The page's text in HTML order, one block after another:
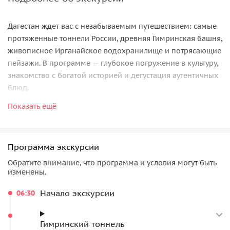
Дагестан ждет вас с незабываемым путешествием: самые
протяженные тоннели России, древняя Гимринская башня,
живописное Ирганайское водохранилище и потрясающие
пейзажи. В программе — глубокое погружение в культуру,
знакомство с богатой историей и дегустация аутентичных
блюд.
На экскурсии вы увидите:
Гимринским хребтом. Его строительство стало
грандиозным инженерным достижением, навсегда
изменившим транспортную систему Дагестана;
Гимринскую башню
служившую последним оплотом для имама Гази-
Магомеда;
Ирганайское водохранилище
Показать ещё
Программа экскурсии
Обратите внимание, что программа и условия могут быть
изменены.
06:30 Начало экскурсии
Гимринский тоннель